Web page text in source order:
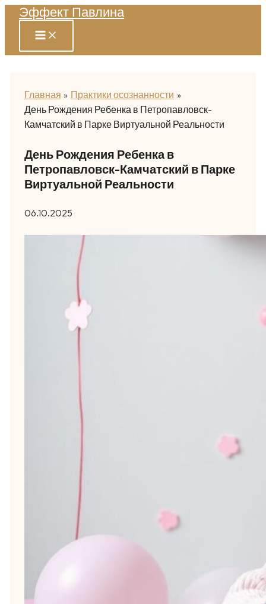
Перейти
содержимому
Эффект Павлина
Главная
Практики осознанности
День Рождения Ребенка в Петропавловск-
Камчатский в Парке Виртуальной Реальности
День Рождения Ребенка в
Петропавловск-Камчатский в Парке
Виртуальной Реальности
06.10.2025